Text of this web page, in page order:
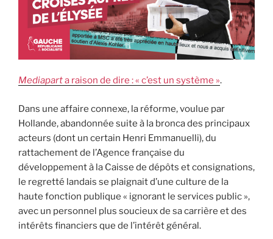
Mediaparta raison de dire : « c’est un système ».
Dans une affaire connexe, la réforme, voulue par
Hollande, abandonnée suite à la bronca des principaux
acteurs (dont un certain Henri Emmanuelli), du
rattachement de l’Agence française du
développement à la Caisse de dépôts et consignations,
le regretté landais se plaignait d’une culture de la
haute fonction publique « ignorant le services public »,
avec un personnel plus soucieux de sa carrière et des
intérêts financiers que de l’intérêt général.